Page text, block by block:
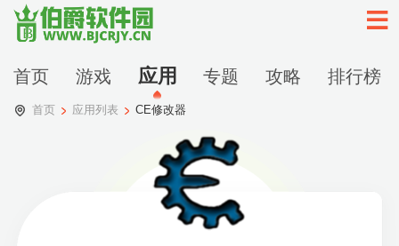
首页 游戏 应用 专题 攻略 排行榜
首页 应用列表 CE修改器